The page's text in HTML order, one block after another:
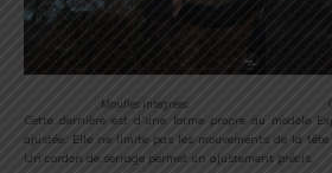
Moufles intégrées.
Cette dernière est d’une forme propre au modèle
ajustée. Elle ne limite pas les mouvements de la tête
Un cordon de serrage permet un ajustement précis.